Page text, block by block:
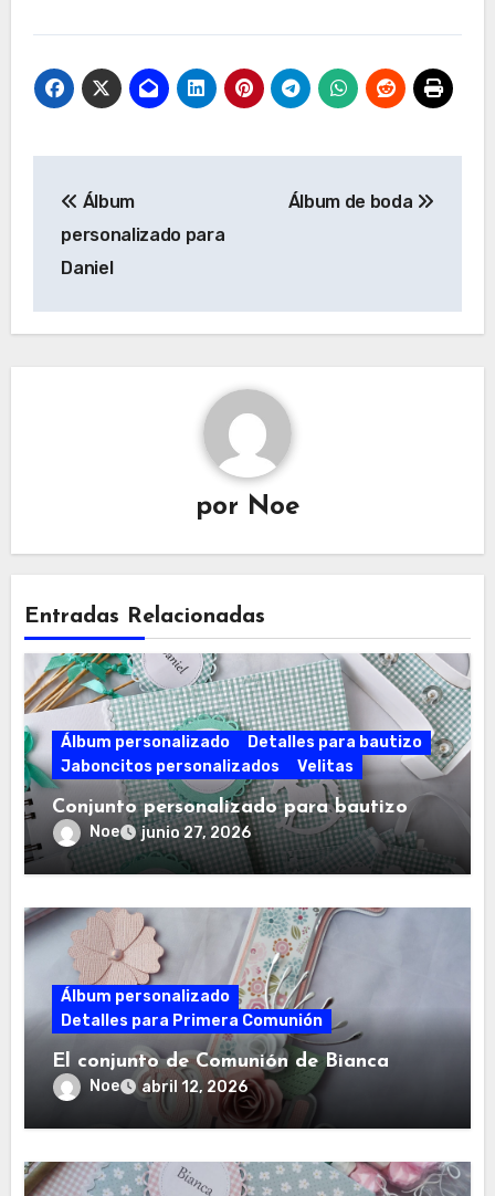
de
entradas
Álbum
personalizado para
Daniel
Álbum de boda
por Noe
Entradas Relacionadas
Álbum personalizado
Detalles para bautizo
Jaboncitos personalizados
Velitas
Conjunto personalizado para bautizo
Noe junio 27, 2026
Álbum personalizado
Detalles para Primera Comunión
El conjunto de Comunión de Bianca
Noe abril 12, 2026